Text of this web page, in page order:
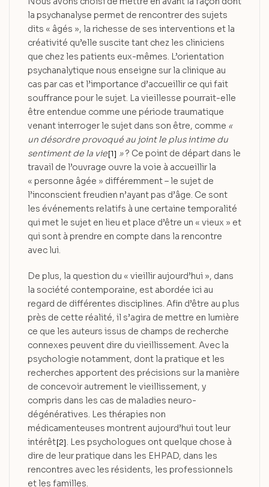
la psychanalyse permet de rencontrer des sujets
dits « âgés », la richesse de ses interventions et la
créativité qu’elle suscite tant chez les cliniciens
que chez les patients eux-mêmes. L’orientation
psychanalytique nous enseigne sur la clinique au
cas par cas et l’importance d’accueillir ce qui fait
souffrance pour le sujet. La vieillesse pourrait-elle
être entendue comme une période traumatique
venant interroger le sujet dans son être, comme «
un désordre provoqué au joint le plus intime du
sentiment de la vie[1] »? Ce point de départ dans le
travail de l’ouvrage ouvre la voie à accueillir la
« personne âgée » différemment – le sujet de
l’inconscient freudien n’ayant pas d’âge. Ce sont
les événements relatifs à une certaine temporalité
qui met le sujet en lieu et place d’être un « vieux » et
qui sont à prendre en compte dans la rencontre
avec lui.
De plus, la question du « vieillir aujourd’hui », dans
la société contemporaine, est abordée ici au
regard de différentes disciplines. Afin d’être au plus
près de cette réalité, il s’agira de mettre en lumière
ce que les auteurs issus de champs de recherche
connexes peuvent dire du vieillissement. Avec la
psychologie notamment, dont la pratique et les
recherches apportent des précisions sur la manière
de concevoir autrement le vieillissement, y
compris dans les cas de maladies neuro-
dégénératives. Les thérapies non
médicamenteuses montrent aujourd’hui tout leur
intérêt[2]. Les psychologues ont quelque chose à
dire de leur pratique dans les EHPAD, dans les
rencontres avec les résidents, les professionnels
et les familles.